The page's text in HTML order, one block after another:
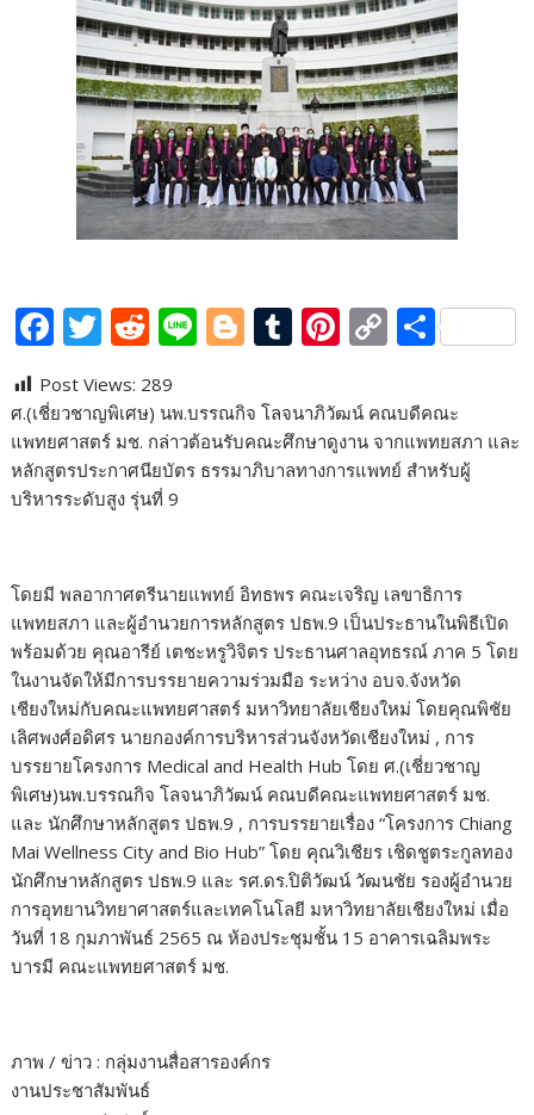
F
e
b
o
o
T
itt
er
R
d
di
t
Li
e
Bl
g
g
er
T
m
bl
r
Pi
er
e
st
C
p
y
Li
S
ar
e
Post Views: 289
ศ.(เชี่ยวชาญพิเศษ) นพ.บรรณกิจ โลจนาภิวัฒน์ คณบดีคณะ
แพทยศาสตร์ มช. กล่าวต้อนรับคณะศึกษาดูงาน จากแพทยสภา และ
หลักสูตรประกาศนียบัตร ธรรมาภิบาลทางการแพทย์ สำหรับผู้
บริหารระดับสูง รุ่นที่ 9
โดยมี พลอากาศตรีนายแพทย์ อิทธพร คณะเจริญ เลขาธิการ
แพทยสภา และผู้อำนวยการหลักสูตร ปธพ.9 เป็นประธานในพิธีเปิด
พร้อมด้วย คุณอารีย์ เตชะหรูวิจิตร ประธานศาลอุทธรณ์ ภาค 5 โดย
ในงานจัดให้มีการบรรยายความร่วมมือ ระหว่าง อบจ.จังหวัด
เชียงใหม่กับคณะแพทยศาสตร์ มหาวิทยาลัยเชียงใหม่ โดยคุณพิชัย
เลิศพงศ์อดิศร นายกองค์การบริหารส่วนจังหวัดเชียงใหม่ , การ
บรรยายโครงการ Medical and Health Hub โดย ศ.(เชี่ยวชาญ
พิเศษ)นพ.บรรณกิจ โลจนาภิวัฒน์ คณบดีคณะแพทยศาสตร์ มช.
และ นักศึกษาหลักสูตร ปธพ.9 , การบรรยายเรื่อง “โครงการ Chiang
Mai Wellness City and Bio Hub” โดย คุณวิเชียร เชิดชูตระกูลทอง
นักศึกษาหลักสูตร ปธพ.9 และ รศ.ดร.ปิติวัฒน์ วัฒนชัย รองผู้อำนวย
การอุทยานวิทยาศาสตร์และเทคโนโลยี มหาวิทยาลัยเชียงใหม่ เมื่อ
วันที่ 18 กุมภาพันธ์ 2565 ณ ห้องประชุมชั้น 15 อาคารเฉลิมพระ
บารมี คณะแพทยศาสตร์ มช.
ภาพ / ข่าว : กลุ่มงานสื่อสารองค์กร
งานประชาสัมพันธ์